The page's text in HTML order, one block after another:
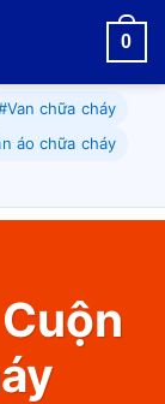
0
chữa cháy
áo chữa cháy
Cuộn